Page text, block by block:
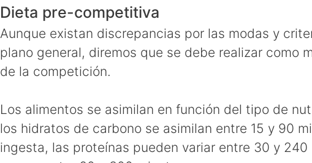
Dieta pre-competitiva
Aunque existan discrepancias por las modas y
plano general, diremos que se debe realizar como
de la competición.
Los alimentos se asimilan en función del tipo de
los hidratos de carbono se asimilan entre 15 y 90
ingesta, las proteínas pueden variar entre 30 y